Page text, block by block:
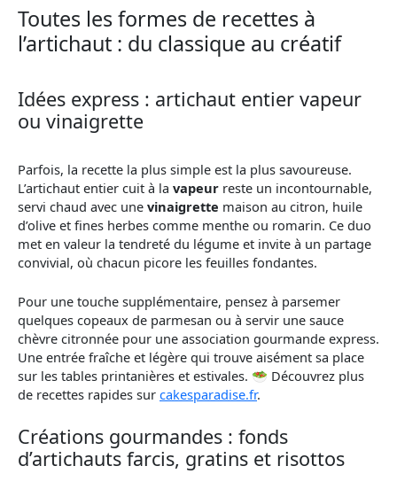
Toutes les formes de recettes à
l’artichaut : du classique au créatif
Idées express : artichaut entier vapeur
ou vinaigrette
Parfois, la recette la plus simple est la plus savoureuse.
L’artichaut entier cuit à la vapeur reste un incontournable,
servi chaud avec une vinaigrette maison au citron, huile
d’olive et fines herbes comme menthe ou romarin. Ce duo
met en valeur la tendreté du légume et invite à un partage
convivial, où chacun picore les feuilles fondantes.
Pour une touche supplémentaire, pensez à parsemer
quelques copeaux de parmesan ou à servir une sauce
chèvre citronnée pour une association gourmande express.
Une entrée fraîche et légère qui trouve aisément sa place
sur les tables printanières et estivales. 🥗 Découvrez plus
de recettes rapides sur cakesparadise.fr.
Créations gourmandes : fonds
d’artichauts farcis, gratins et risottos